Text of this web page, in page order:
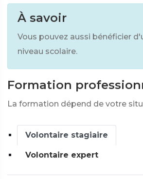
À savoir
Vous pouvez aussi bénéficier
niveau scolaire.
Formation
La formation dépend de votre
Volontaire stagiaire
Volontaire expert